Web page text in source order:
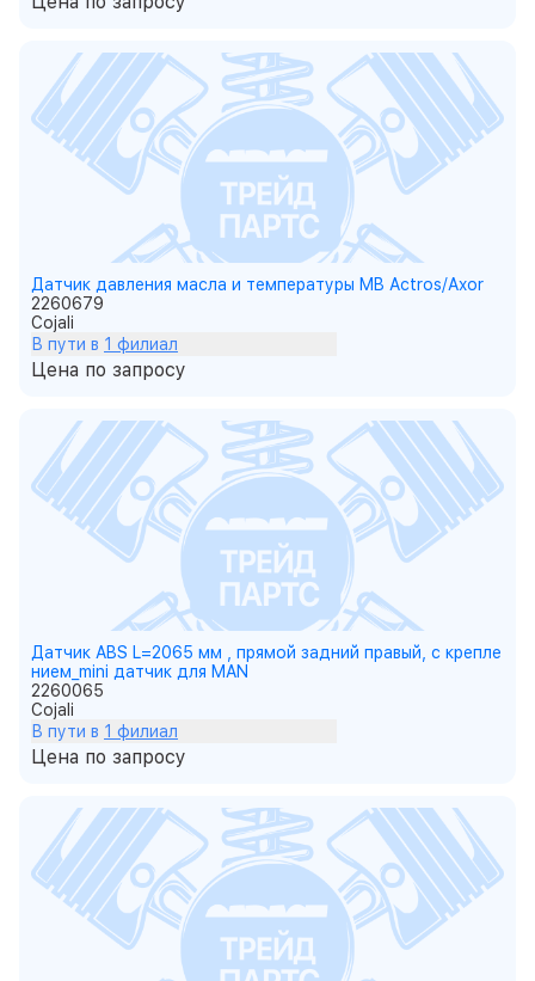
Датчик давления масла и температуры MB Actros/Axor
2260679
Cojali
В пути в 1 филиал
Цена по запросу
Датчик ABS L=2065 мм , прямой задний правый, с крепле
нием_mini датчик для MAN
2260065
Cojali
В пути в 1 филиал
Цена по запросу